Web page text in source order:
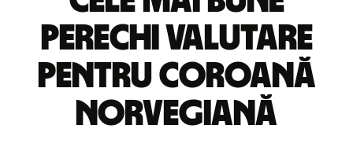
perechi valutare
pentru coroană
norvegiană